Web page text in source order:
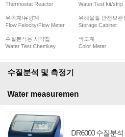
Thermostat Reactor
Water Test kit/strip
유속계/유량계
Flow Felocity/Flow Meter
유해물질 안전보관
Storage Cabinet
수질분석용 시약칩
Water Test Chemkey
색도계
Color Meter
수질분석 및 측정기
Water measuremen
DR6000 수질분석